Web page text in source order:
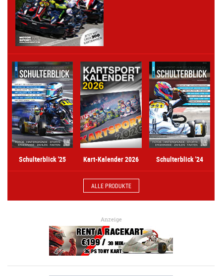
Schulterblick '25 Kart-Kalender 2026 Schulterblick '24
ALLE PRODUKTE
Anzeige